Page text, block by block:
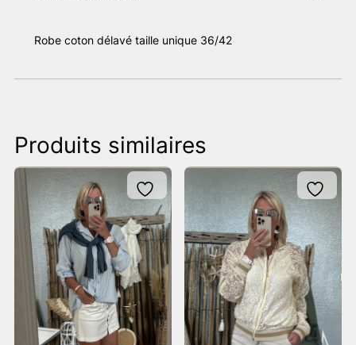
Robe coton délavé taille unique 36/42
Produits similaires